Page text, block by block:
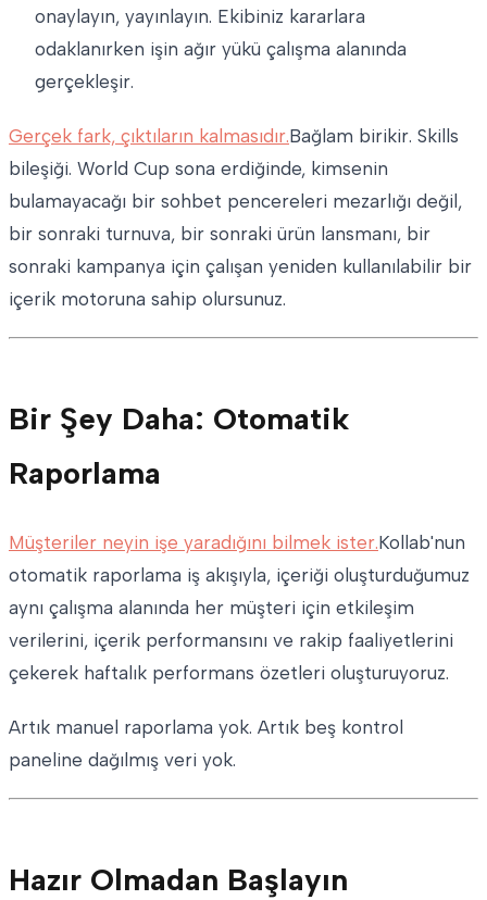
onaylayın, yayınlayın. Ekibiniz kararlara
odaklanırken işin ağır yükü çalışma alanında
gerçekleşir.
Gerçek fark, çıktıların kalmasıdır.Bağlam birikir. Skills
bileşiği. World Cup sona erdiğinde, kimsenin
bulamayacağı bir sohbet pencereleri mezarlığı değil,
bir sonraki turnuva, bir sonraki ürün lansmanı, bir
sonraki kampanya için çalışan yeniden kullanılabilir bir
içerik motoruna sahip olursunuz.
Bir Şey Daha: Otomatik
Raporlama
Müşteriler neyin işe yaradığını bilmek ister.Kollab'nun
otomatik raporlama iş akışıyla, içeriği oluşturduğumuz
aynı çalışma alanında her müşteri için etkileşim
verilerini, içerik performansını ve rakip faaliyetlerini
çekerek haftalık performans özetleri oluşturuyoruz.
Artık manuel raporlama yok. Artık beş kontrol
paneline dağılmış veri yok.
Hazır Olmadan Başlayın